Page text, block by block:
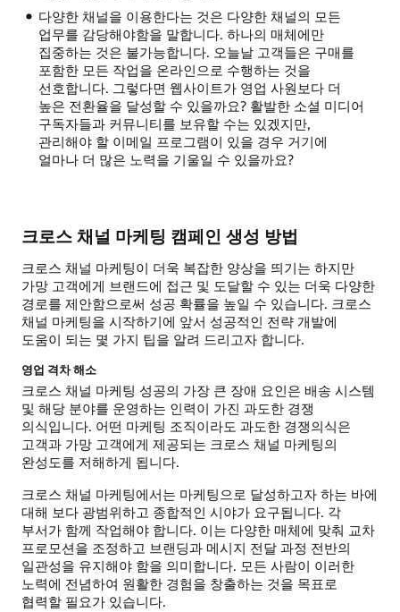
다양한 채널을 이용한다는 것은 다양한 채널의 모든
업무를 감당해야함을 말합니다. 하나의 매체에만
집중하는 것은 불가능합니다. 오늘날 고객들은 구매를
포함한 모든 작업을 온라인으로 수행하는 것을
선호합니다. 그렇다면 웹사이트가 영업 사원보다 더
높은 전환율을 달성할 수 있을까요? 활발한 소셜 미디어
구독자들과 커뮤니티를 보유할 수는 있겠지만,
관리해야 할 이메일 프로그램이 있을 경우 거기에
얼마나 더 많은 노력을 기울일 수 있을까요?
크로스 채널 마케팅 캠페인 생성 방법
크로스 채널 마케팅이 더욱 복잡한 양상을 띄기는 하지만
가망 고객에게 브랜드에 접근 및 도달할 수 있는 더욱 다양한
경로를 제안함으로써 성공 확률을 높일 수 있습니다. 크로스
채널 마케팅을 시작하기에 앞서 성공적인 전략 개발에
도움이 되는 몇 가지 팁을 알려 드리고자 합니다.
영업 격차 해소
크로스 채널 마케팅 성공의 가장 큰 장애 요인은 배송 시스템
및 해당 분야를 운영하는 인력이 가진 과도한 경쟁
의식입니다. 어떤 마케팅 조직이라도 과도한 경쟁의식은
고객과 가망 고객에게 제공되는 크로스 채널 마케팅의
완성도를 저해하게 됩니다.
크로스 채널 마케팅에서는 마케팅으로 달성하고자 하는 바에
대해 보다 광범위하고 종합적인 시야가 요구됩니다. 각
부서가 함께 작업해야 합니다. 이는 다양한 매체에 맞춰 교차
프로모션을 조정하고 브랜딩과 메시지 전달 과정 전반의
일관성을 유지해야 함을 의미합니다. 모든 사람이 이러한
노력에 전념하여 원활한 경험을 창출하는 것을 목표로
협력할 필요가 있습니다.